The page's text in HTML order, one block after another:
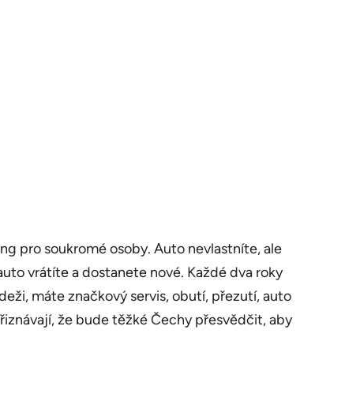
pro soukromé osoby. Auto nevlastníte, ale
vrátíte a dostanete nové. Každé dva roky
máte značkový servis, obutí, přezutí, auto
že bude těžké Čechy přesvědčit, aby